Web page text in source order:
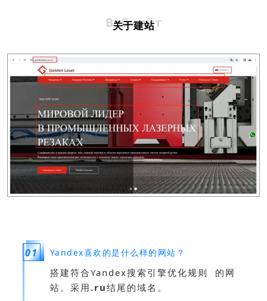
Веб-сайт
关于建站
01 Yandex喜欢的是什么样的网站？
搭建符合Yandex搜索引擎优化规则
的网
站。采用 .ru结尾的域名。